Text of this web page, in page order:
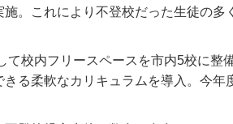
。これにより不登校だった生徒の多
校内フリースペースを市内5校に整
る柔軟なカリキュラムを導入。今年